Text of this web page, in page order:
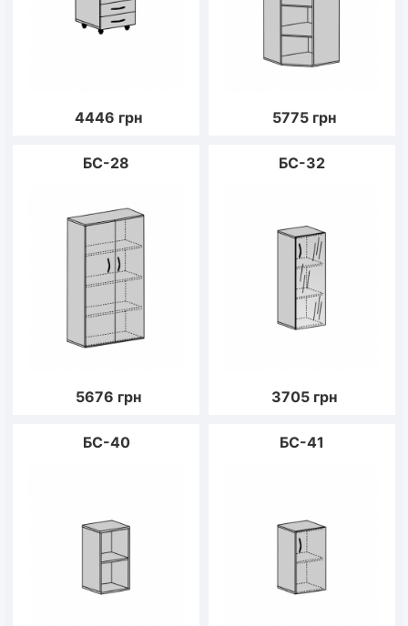
4446 грн 5775 грн
БС-28
5676 грн
БС-32
3705 грн
БС-40 БС-41